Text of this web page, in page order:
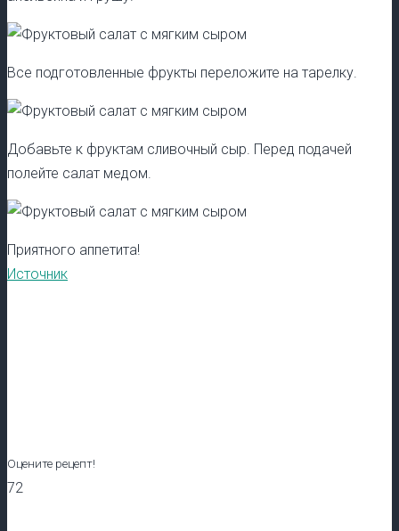
Все подготовленные фрукты переложите на тарелку.
Добавьте к фруктам сливочный сыр. Перед подачей
полейте салат медом.
Приятного аппетита!
Источник
Оцените рецепт!
72